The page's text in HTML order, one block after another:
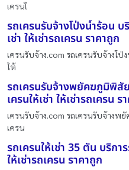
เครนใ
รถเครนรับจ้างโป่งน้ำร้อน บ
เช่า ให้เช่ารถเครน ราคาถูก
เครนรับจ้าง.com รถเครนรับจ้างโป่
ให้
รถเครนรับจ้างพยัคฆภูมิพิสั
เครนให้เช่า ให้เช่ารถเครน ร
เครนรับจ้าง.com รถเครนรับจ้างพ
เครน
รถเครนให้เช่า 35 ตัน บริกา
ให้เช่ารถเครน ราคาถูก